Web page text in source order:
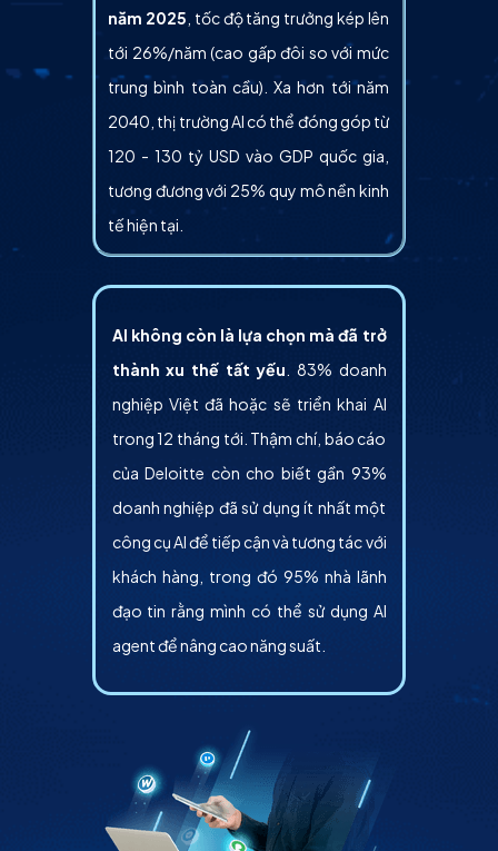
năm 2025 , tốc độ tăng trưởng kép lên
tới 26%/năm (cao gấp đôi so với mức
trung bình toàn cầu). Xa hơn tới năm
2040, thị trường AI có thể đóng góp từ
120 - 130 tỷ USD vào GDP quốc gia,
tương đương với 25% quy mô nền kinh
tế hiện tại.
AI không còn là lựa chọn mà đã trở
thành xu thế tất yếu. 83% doanh
nghiệp Việt đã hoặc sẽ triển khai AI
trong 12 tháng tới. Thậm chí, báo cáo
của Deloitte còn cho biết gần 93%
doanh nghiệp đã sử dụng ít nhất một
công cụ AI để tiếp cận và tương tác với
khách hàng, trong đó 95% nhà lãnh
đạo tin rằng mình có thể sử dụng AI
agent để nâng cao năng suất.